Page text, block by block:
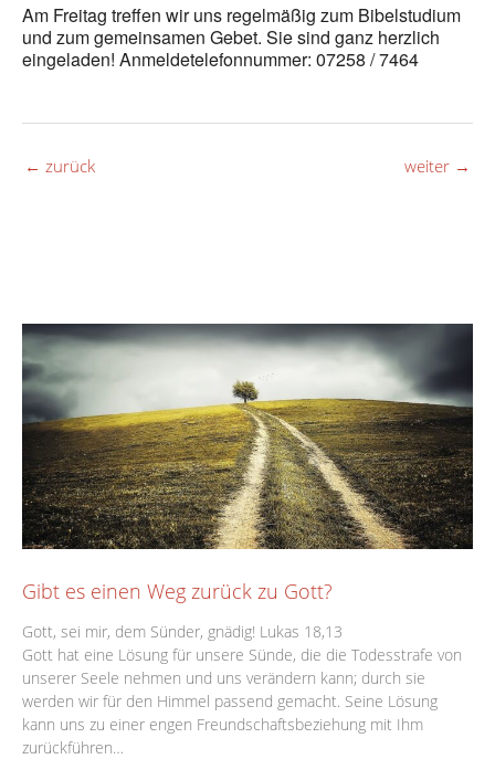
Am Freitag treffen wir uns regelmäßig zum Bibelstudium
und zum gemeinsamen Gebet. Sie sind ganz herzlich
eingeladen! Anmeldetelefonnummer: 07258 / 7464
← zurück weiter →
Gibt es einen Weg zurück zu Gott?
Gott, sei mir, dem Sünder, gnädig! Lukas 18,13
Gott hat eine Lösung für unsere Sünde, die die Todesstrafe von
unserer Seele nehmen und uns verändern kann; durch sie
werden wir für den Himmel passend gemacht. Seine Lösung
kann uns zu einer engen Freundschaftsbeziehung mit Ihm
zurückführen…